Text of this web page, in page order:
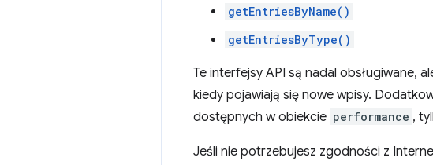
getEntriesByName()
getEntriesByType()
Te interfejsy API są nadal obsługiwane,
kiedy pojawiają się nowe wpisy.
dostępnych w obiekcie performance ,
Jeśli nie potrzebujesz zgodności z